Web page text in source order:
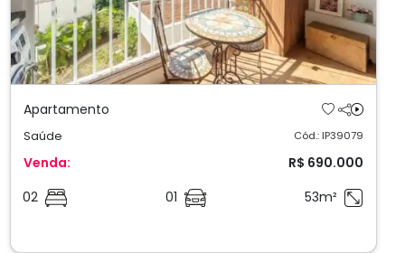
Apartamento
Saúde Cód.: IP39079
Venda:
R$ 690.000
02
01 53m²